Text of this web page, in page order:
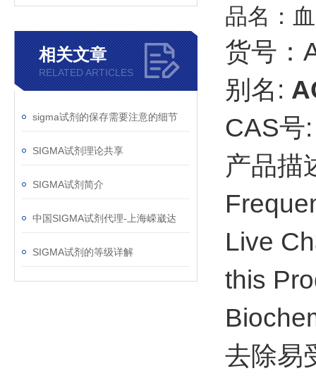
相关文章
RELATED ARTICLES
sigma试剂的保存需要注意的细节
SIGMA试剂理论共享
SIGMA试剂简介
中国SIGMA试剂代理-上海嵘崴达
SIGMA试剂的等级详解
品名：
货号：
别名:
CAS号
产品描
Live
this
去除易